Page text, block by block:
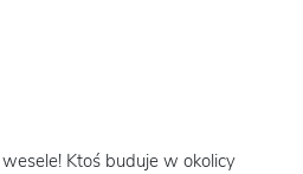
Ktoś buduje w okolicy